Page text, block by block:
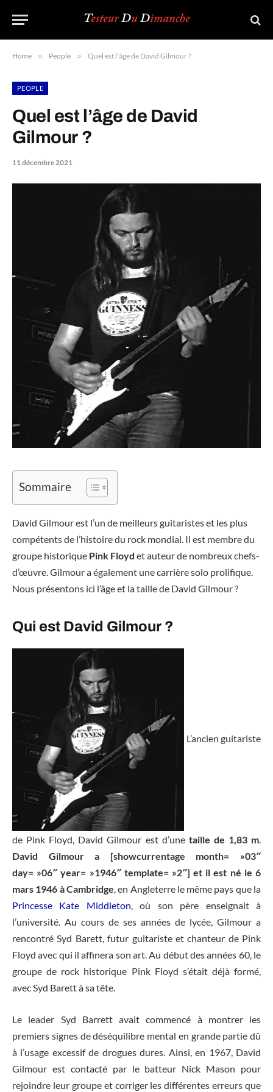
Home » People » Quel est l’âge de David Gilmour ?
PEOPLE
Quel est l’âge de David
Gilmour ?
11 décembre 2021
Sommaire
David Gilmour est l’un de meilleurs guitaristes et les plus
compétents de l’histoire du rock mondial. Il est membre du
groupe historique Pink Floyd et auteur de nombreux chefs-
d’œuvre. Gilmour a également une carrière solo prolifique.
Nous présentons ici l’âge et la taille de David Gilmour ?
Qui est David Gilmour ?
L’ancien guitariste
de Pink Floyd, David Gilmour est d’une taille de 1,83 m.
David Gilmour a [showcurrentage month= »03″
day= »06″ year= »1946″ template= »2″] et il est né le 6
mars 1946 à Cambridge, en Angleterre le même pays que la
Princesse Kate Middleton, où son père enseignait à
l’université. Au cours de ses années de lycée, Gilmour a
rencontré Syd Barett, futur guitariste et chanteur de Pink
Floyd avec qui il affinera son art. Au début des années 60, le
groupe de rock historique Pink Floyd s’était déjà formé,
avec Syd Barett à sa tête.
Le leader Syd Barrett avait commencé à montrer les
premiers signes de déséquilibre mental en grande partie dû
à l’usage excessif de drogues dures. Ainsi, en 1967, David
Gilmour est contacté par le batteur Nick Mason pour
rejoindre leur groupe et corriger les différentes erreurs que